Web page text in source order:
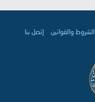
الشروط والقوانين إتصل بنا